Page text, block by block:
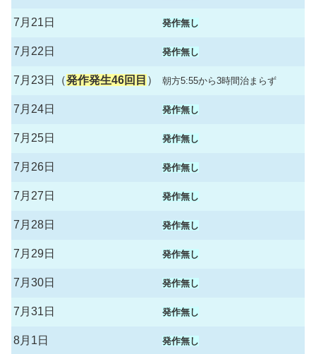
7月21日 発作無し
7月22日 発作無し
7月23日（発作発生46回目 ） 朝方5:55から3時間治まらず
7月24日 発作無し
7月25日 発作無し
7月26日 発作無し
7月27日 発作無し
7月28日 発作無し
7月29日 発作無し
7月30日 発作無し
7月31日 発作無し
8月1日 発作無し